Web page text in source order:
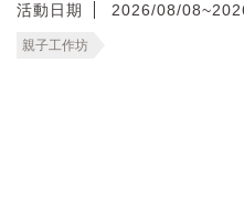
活動日期
2026/08/
親子工作坊